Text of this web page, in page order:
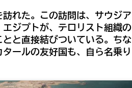
れた。この訪問は、サウジア
ジプトが、テロリスト組織の
と直接結びついている。ちな
ールの友好国も、自ら名乗り